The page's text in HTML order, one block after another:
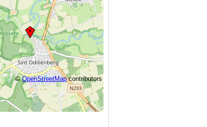
©OpenStreetMapcontributors